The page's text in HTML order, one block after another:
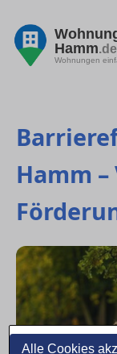
Alle Cookies
Hamm.de
Wohnungen
Hamm